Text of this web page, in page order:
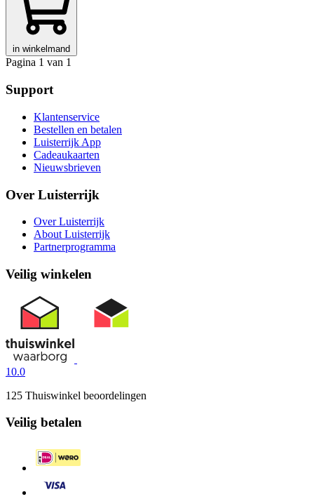
in winkelmand
Pagina 1 van 1
Support
Klantenservice
Bestellen en betalen
Luisterrijk App
Cadeaukaarten
Nieuwsbrieven
Over Luisterrijk
Over Luisterrijk
About Luisterrijk
Partnerprogramma
Veilig winkelen
10.0
125 Thuiswinkel beoordelingen
Veilig betalen